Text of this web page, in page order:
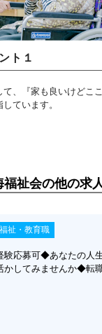
ト１
、『家も良いけどこ
ています。
祉会の他の求
祉・教育職
験応募可◆あなたの人
かしてみませんか◆転